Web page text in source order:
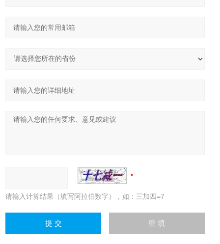
请输入计算结果（填写阿拉伯数字），如：三加四=7